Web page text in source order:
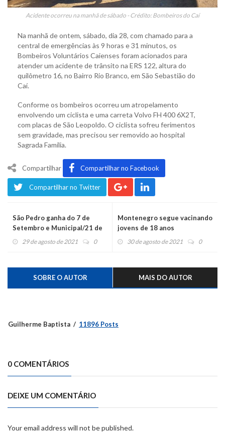
Acidente ocorreu na manhã de sábado - Crédito: Bombeiros do Caí
Na manhã de ontem, sábado, dia 28, com chamado para a
central de emergências às 9 horas e 31 minutos, os
Bombeiros Voluntários Caienses foram acionados para
atender um acidente de trânsito na ERS 122, altura do
quilômetro 16, no Bairro Rio Branco, em São Sebastião do
Caí.
Conforme os bombeiros ocorreu um atropelamento
envolvendo um ciclista e uma carreta Volvo FH 400 6X2T,
com placas de São Leopoldo. O ciclista sofreu ferimentos
sem gravidade, mas precisou ser removido ao hospital
Sagrada Família.
Compartilhar Compartilhar no Facebook
Compartilhar no Twitter
São Pedro ganha do 7 de
Setembro e Municipal/21 de
julho vence o Renner
29 de agosto de 2021 0
Montenegro segue vacinando
jovens de 18 anos
30 de agosto de 2021 0
SOBRE O AUTOR MAIS DO AUTOR
Guilherme Baptista 11896 Posts
0 COMENTÁRIOS
DEIXE UM COMENTÁRIO
Your email address will not be published.